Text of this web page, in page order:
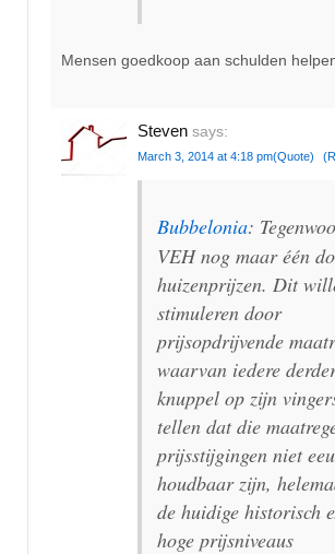
Mensen goedkoop aan schulden
Steven says:
March 3, 2014 at 4:18 pm(Quote)
Bubbelonia:
VEH nog maar één
huizenprijzen. Dit
stimuleren door
prijsopdrijvende
waarvan iedere
knuppel op zijn
tellen dat die
prijsstijgingen niet
houdbaar zijn,
de huidige historisch
hoge prijsniveaus